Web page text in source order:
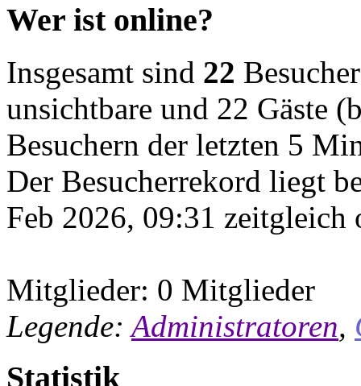
Wer ist online?
Insgesamt sind 22
unsichtbare und 22 Gäste
Besuchern der letzten 5
Der Besucherrekord liegt
Feb 2026, 09:31 zeitgleich
Mitglieder: 0 Mitglieder
Legende: Administratoren,
Statistik